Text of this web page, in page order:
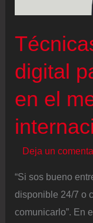
su
por
Hitler
un
chat
privado
digital
en el
Deja un
“Si sos bueno
disponible 24/7 o
comunicarlo”. En